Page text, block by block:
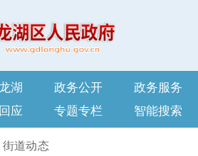
湖 政务公开
政务服务
应 专题专栏 智能搜索
街道动态